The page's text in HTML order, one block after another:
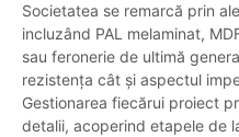
Societatea se remarcă prin
incluzând PAL melaminat,
sau feronerie de ultimă
rezistența cât și aspectul
Gestionarea fiecărui proiect
detalii, acoperind etapele de